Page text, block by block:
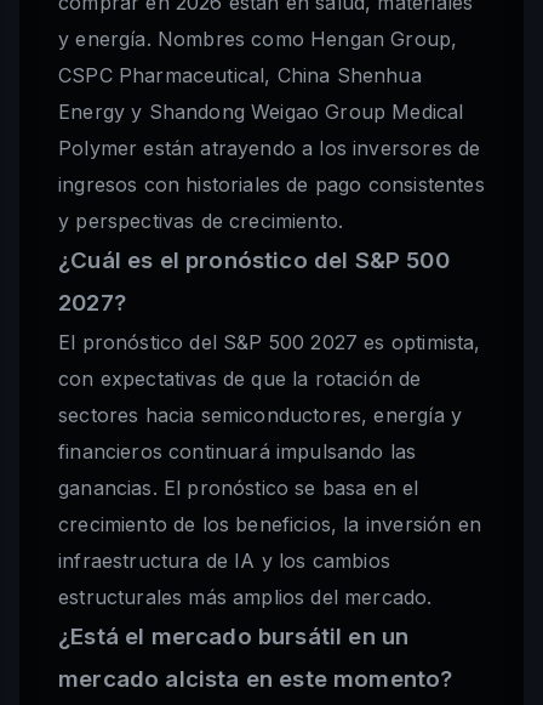
y energía. Nombres como Hengan Group,
CSPC Pharmaceutical, China Shenhua
Energy y Shandong Weigao Group Medical
Polymer están atrayendo a los inversores de
ingresos con historiales de pago consistentes
y perspectivas de crecimiento.
¿Cuál es el pronóstico del S&P 500
2027?
El pronóstico del S&P 500 2027 es optimista,
con expectativas de que la rotación de
sectores hacia semiconductores, energía y
financieros continuará impulsando las
ganancias. El pronóstico se basa en el
crecimiento de los beneficios, la inversión en
infraestructura de IA y los cambios
estructurales más amplios del mercado.
¿Está el mercado bursátil en un
mercado alcista en este momento?